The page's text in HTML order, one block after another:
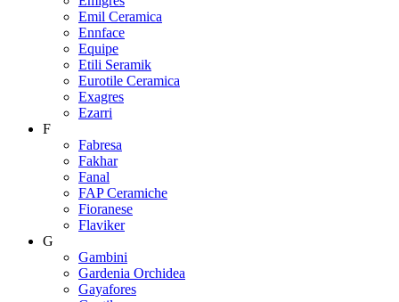
Emil Ceramica
Ennface
Equipe
Etili Seramik
Eurotile Ceramica
Exagres
Ezarri
F
Fabresa
Fakhar
Fanal
FAP Ceramiche
Fioranese
Flaviker
G
Gambini
Gardenia Orchidea
Gayafores